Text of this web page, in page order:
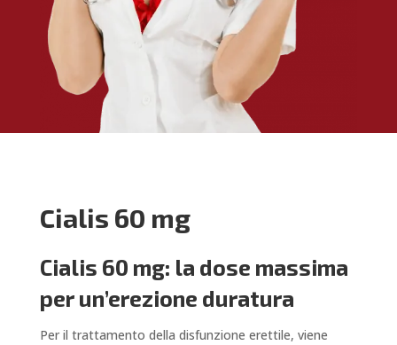
Cialis 60 mg
Cialis 60 mg: la dose massima
per un’erezione duratura
Per il trattamento della disfunzione erettile, viene